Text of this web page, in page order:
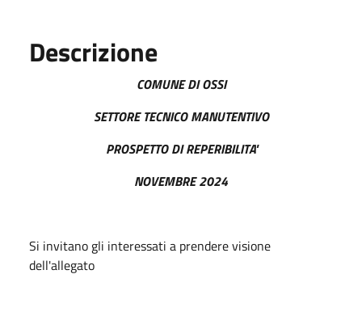
Descrizione
COMUNE DI OSSI
SETTORE TECNICO MANUTENTIVO
PROSPETTO DI REPERIBILITA'
NOVEMBRE 2024
Si invitano gli interessati a prendere visione
dell'allegato